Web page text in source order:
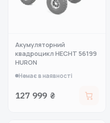
Акумуляторний
квадроцикл HECHT 56199
HURON
Немає в наявності
127 999 ₴